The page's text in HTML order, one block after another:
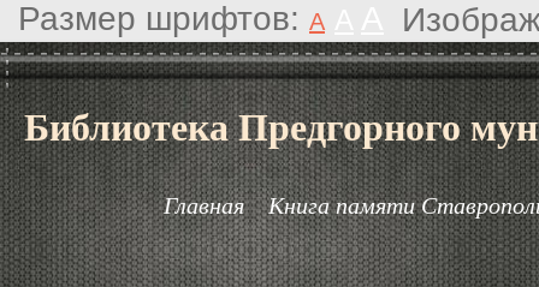
Размер шрифтов: A
Библиотека Предгорного
Главная Книга памяти